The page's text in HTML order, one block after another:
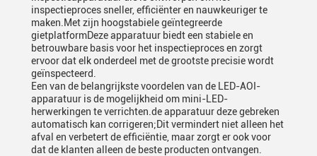
inspectieproces sneller, efficiënter en nauwkeuriger te
maken.Met zijn hoogstabiele geïntegreerde
gietplatformDeze apparatuur biedt een stabiele en
betrouwbare basis voor het inspectieproces en zorgt
ervoor dat elk onderdeel met de grootste precisie wordt
geïnspecteerd.
Een van de belangrijkste voordelen van de LED-AOI-
apparatuur is de mogelijkheid om mini-LED-
herwerkingen te verrichten.de apparatuur deze gebreken
automatisch kan corrigeren;Dit vermindert niet alleen het
afval en verbetert de efficiëntie, maar zorgt er ook voor
dat de klanten alleen de beste producten ontvangen.